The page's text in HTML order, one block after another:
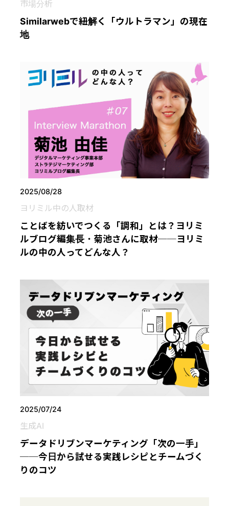
市場分析
Similarwebで紐解く「ウルトラマン」の現在
地
2025/08/28
ヨリミル中の人取材
ことばを紡いでつくる「調和」とは？ヨリミ
ルブログ編集長・菊池さんに取材──ヨリミ
ルの中の人ってどんな人？
2025/07/24
生成AI
データドリブンマーケティング「次の一手」
──今日から試せる実践レシピとチームづく
りのコツ